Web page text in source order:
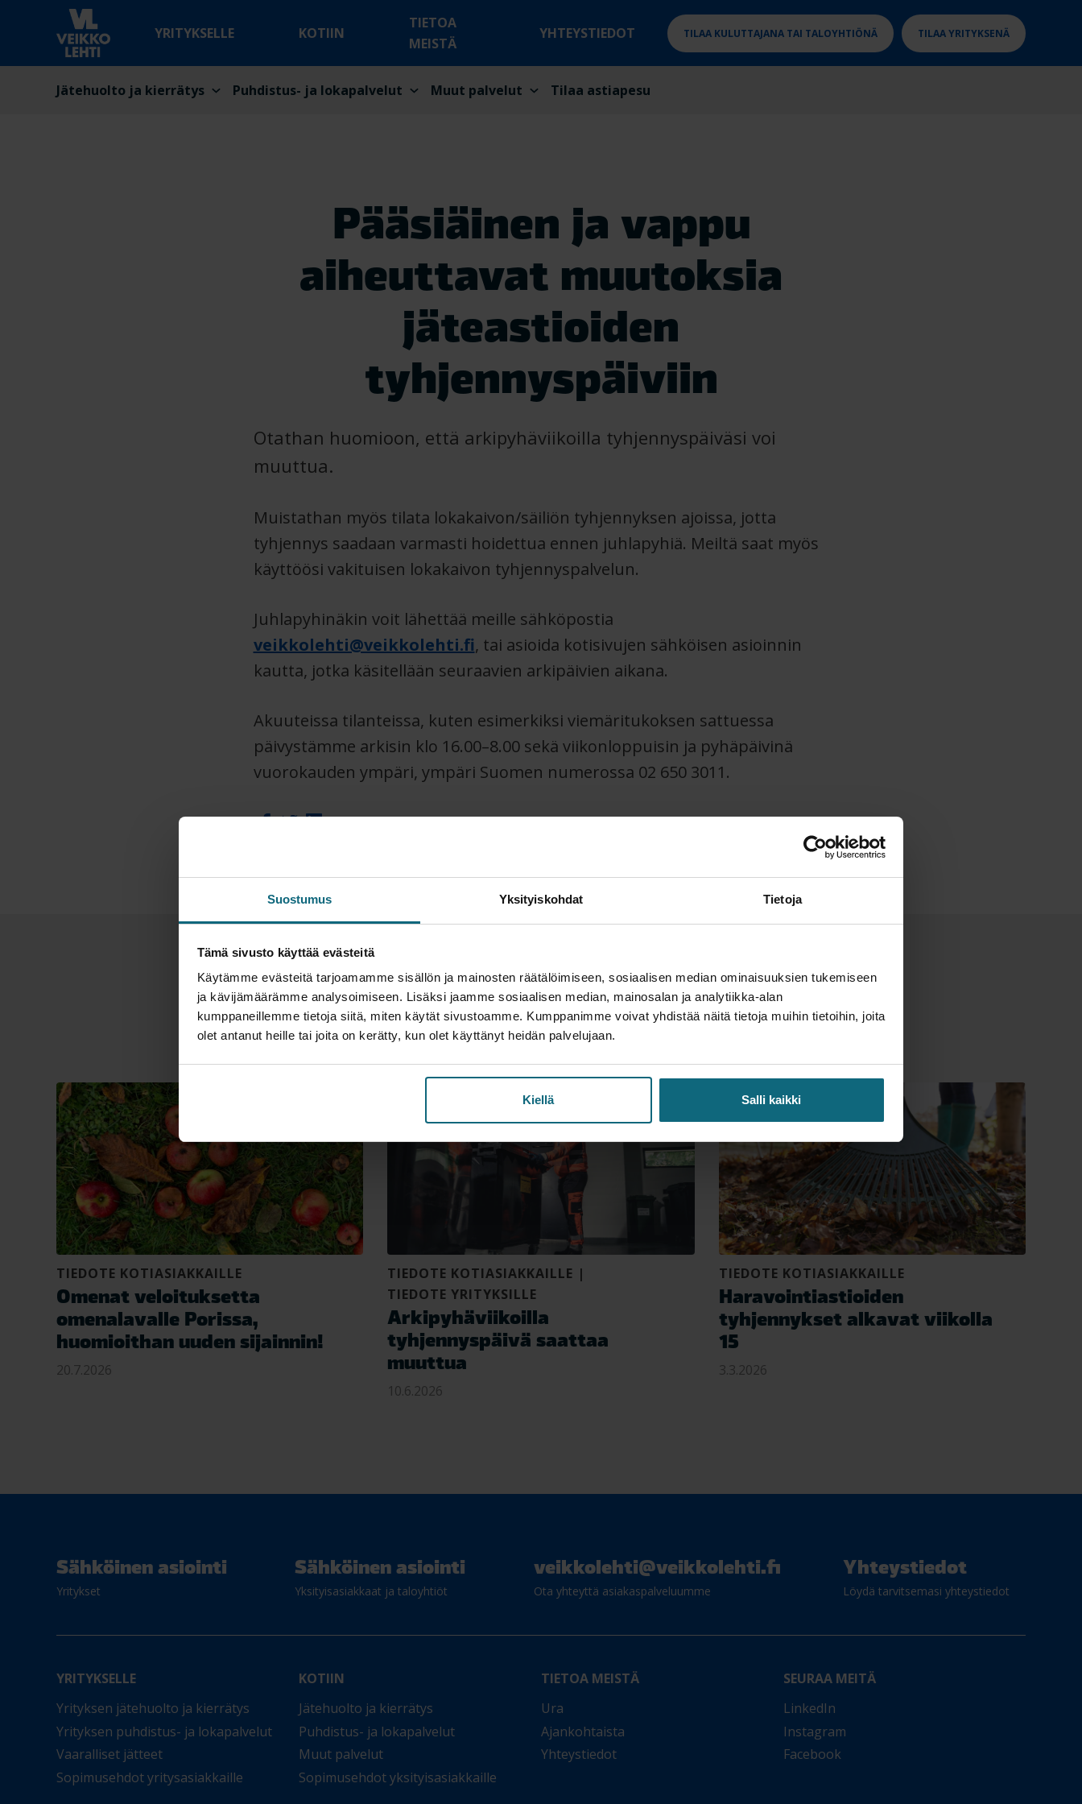
Suostumus Yksityiskohdat Tietoja
Tämä sivusto käyttää evästeitä
Käytämme evästeitä tarjoamamme sisällön ja mainosten räätälöimiseen, sosiaalisen median ominaisuuksien tukemiseen
ja kävijämäärämme analysoimiseen. Lisäksi jaamme sosiaalisen median, mainosalan ja analytiikka-alan
kumppaneillemme tietoja siitä, miten käytät sivustoamme. Kumppanimme voivat yhdistää näitä tietoja muihin tietoihin, joita
olet antanut heille tai joita on kerätty, kun olet käyttänyt heidän palvelujaan.
Kiellä Salli kaikki
YRITYKSELLE KOTIIN
TIETOA
MEISTÄ
YHTEYSTIEDOT TILAA KULUTTAJANA TAI TALOYHTIÖNÄ TILAA YRITYKSENÄ
Jätehuolto ja kierrätys Puhdistus- ja lokapalvelut Muut palvelut Tilaa astiapesu
Pääsiäinen ja vappu
aiheuttavat muutoksia
jäteastioiden
tyhjennyspäiviin
Otathan huomioon, että arkipyhäviikoilla tyhjennyspäiväsi voi
muuttua.
Muistathan myös tilata lokakaivon/säiliön tyhjennyksen ajoissa, jotta
tyhjennys saadaan varmasti hoidettua ennen juhlapyhiä. Meiltä saat myös
käyttöösi vakituisen lokakaivon tyhjennyspalvelun.
Juhlapyhinäkin voit lähettää meille sähköpostia
veikkolehti@veikkolehti.fi, tai asioida kotisivujen sähköisen asioinnin
kautta, jotka käsitellään seuraavien arkipäivien aikana.
Akuuteissa tilanteissa, kuten esimerkiksi viemäritukoksen sattuessa
päivystämme arkisin klo 16.00–8.00 sekä viikonloppuisin ja pyhäpäivinä
vuorokauden ympäri, ympäri Suomen numerossa 02 650 3011.
Lue seuraavaksi
TIEDOTE KOTIASIAKKAILLE
Omenat veloituksetta
omenalavalle Porissa,
huomioithan uuden sijainnin!
20.7.2026
TIEDOTE KOTIASIAKKAILLE |
TIEDOTE YRITYKSILLE
Arkipyhäviikoilla
tyhjennyspäivä saattaa
muuttua
10.6.2026
TIEDOTE KOTIASIAKKAILLE
Haravointiastioiden
tyhjennykset alkavat viikolla
15
3.3.2026
Sähköinen asiointi
Yritykset
Sähköinen asiointi
Yksityisasiakkaat ja taloyhtiöt
veikkolehti@veikkolehti.fi
Ota yhteyttä asiakaspalveluumme
Yhteystiedot
Löydä tarvitsemasi yhteystiedot
YRITYKSELLE
Yrityksen jätehuolto ja kierrätys
Yrityksen puhdistus- ja lokapalvelut
Vaaralliset jätteet
Sopimusehdot yritysasiakkaille
KOTIIN
Jätehuolto ja kierrätys
Puhdistus- ja lokapalvelut
Muut palvelut
Sopimusehdot yksityisasiakkaille
TIETOA MEISTÄ
Ura
Ajankohtaista
Yhteystiedot
SEURAA MEITÄ
LinkedIn
Instagram
Facebook